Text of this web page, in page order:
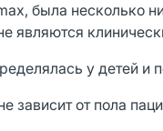
была несколько
являются
у детей и
зависит от пола